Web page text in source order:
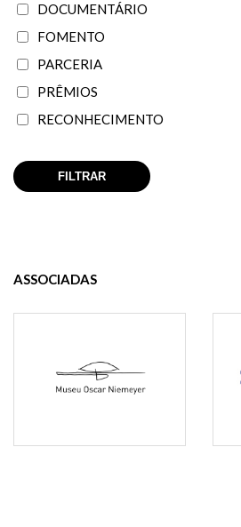
DOCUMENTÁRIO
FOMENTO
PARCERIA
PRÊMIOS
RECONHECIMENTO
ASSOCIADAS